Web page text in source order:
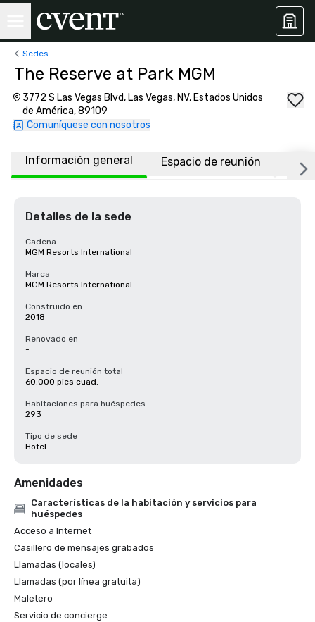
Sedes
The Reserve at Park MGM
3772 S Las Vegas Blvd, Las Vegas, NV, Estados Unidos
de América, 89109
Comuníquese con nosotros
Información general Espacio de reunión
Detalles de la sede
Cadena
MGM Resorts International
Marca
MGM Resorts International
Construido en
2018
Renovado en
-
Espacio de reunión total
60.000 pies cuad.
Habitaciones para huéspedes
293
Tipo de sede
Hotel
Amenidades
Características de la habitación y servicios para
huéspedes
Acceso a Internet
Casillero de mensajes grabados
Llamadas (locales)
Llamadas (por línea gratuita)
Maletero
Servicio de concierge